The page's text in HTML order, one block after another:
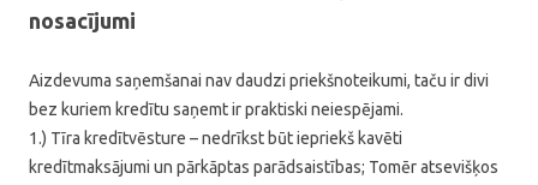
nosacījumi
Aizdevuma saņemšanai nav daudzi priekšnoteikumi, taču ir divi
bez kuriem kredītu saņemt ir praktiski neiespējami.
1.) Tīra kredītvēsture – nedrīkst būt iepriekš kavēti
kredītmaksājumi un pārkāptas parādsaistības; Tomēr atsevišķos